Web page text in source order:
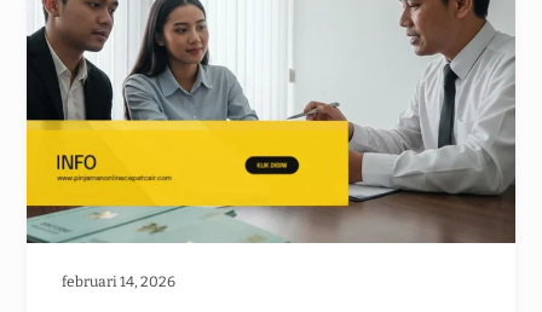
februari 14, 2026